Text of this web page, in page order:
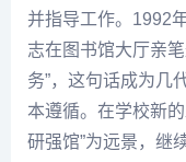
并指导工作。1992
志在图书馆大厅亲
务”，这句话成为几
本遵循。在学校新
研强馆”为远景，继